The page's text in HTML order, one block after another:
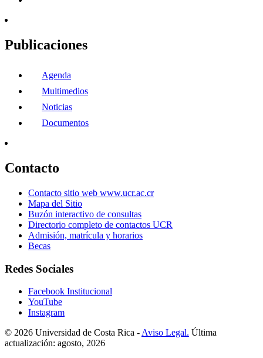
Publicaciones
Agenda
Multimedios
Noticias
Documentos
Contacto
Contacto sitio web www.ucr.ac.cr
Mapa del Sitio
Buzón interactivo de consultas
Directorio completo de contactos UCR
Admisión, matrícula y horarios
Becas
Redes Sociales
Facebook Institucional
YouTube
Instagram
© 2026 Universidad de Costa Rica - Aviso Legal. Última
actualización: agosto, 2026